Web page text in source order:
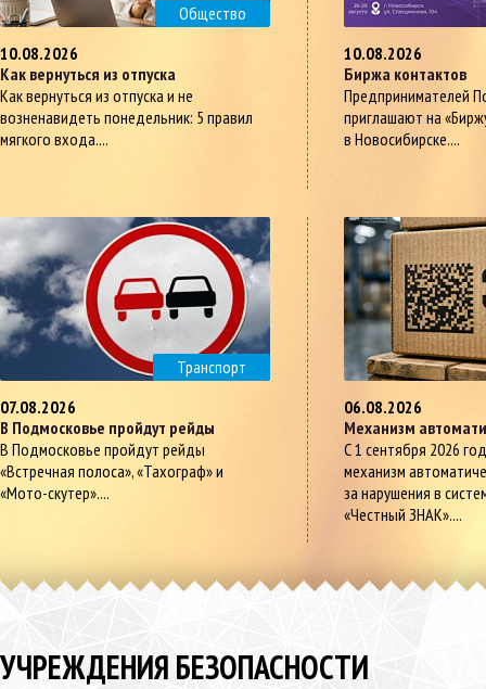
Общество
10.08.2026
Как вернуться из отпуска
Как вернуться из отпуска и не
возненавидеть понедельник: 5 правил
мягкого входа....
10.08.2026
Биржа контактов
Предпринимателей
приглашают на
в Новосибирске....
Транспорт
07.08.2026
В Подмосковье пройдут рейды
В Подмосковье пройдут рейды
«Встречная полоса», «Тахограф» и
«Мото-скутер»....
06.08.2026
Механизм
С 1 сентября 2026
механизм
за нарушения в
«Честный ЗНАК»....
УЧРЕЖДЕНИЯ БЕЗОПАСНОСТИ